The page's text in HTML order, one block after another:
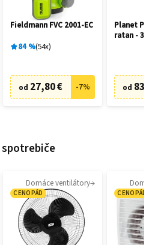
Fieldmann FVC 2001-EC
84% 54x
od 27,80 € -7%
Planet
ratan - 305
od
spotrebiče
Domáce ventilátory
CENOPÁD CENOPÁD